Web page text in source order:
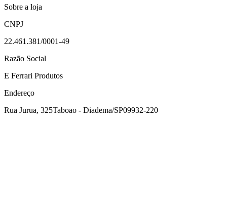
Sobre a loja
CNPJ
22.461.381/0001-49
Razão Social
E Ferrari Produtos
Endereço
Rua Jurua, 325Taboao - Diadema/SP09932-220